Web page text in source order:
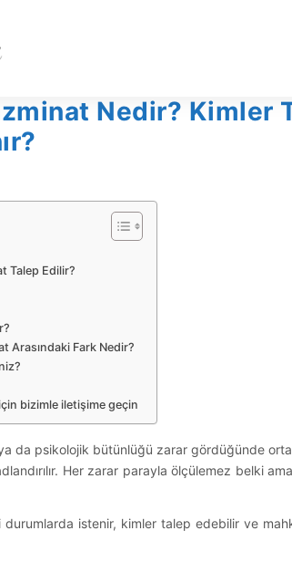
Nedir? Kimler
Talep Edilir?
Arasındaki Fark Nedir?
bizimle iletişime geçin
ya da psikolojik bütünlüğü zarar gördüğünde
Her zarar parayla ölçülemez belki
durumlarda istenir, kimler talep edebilir ve